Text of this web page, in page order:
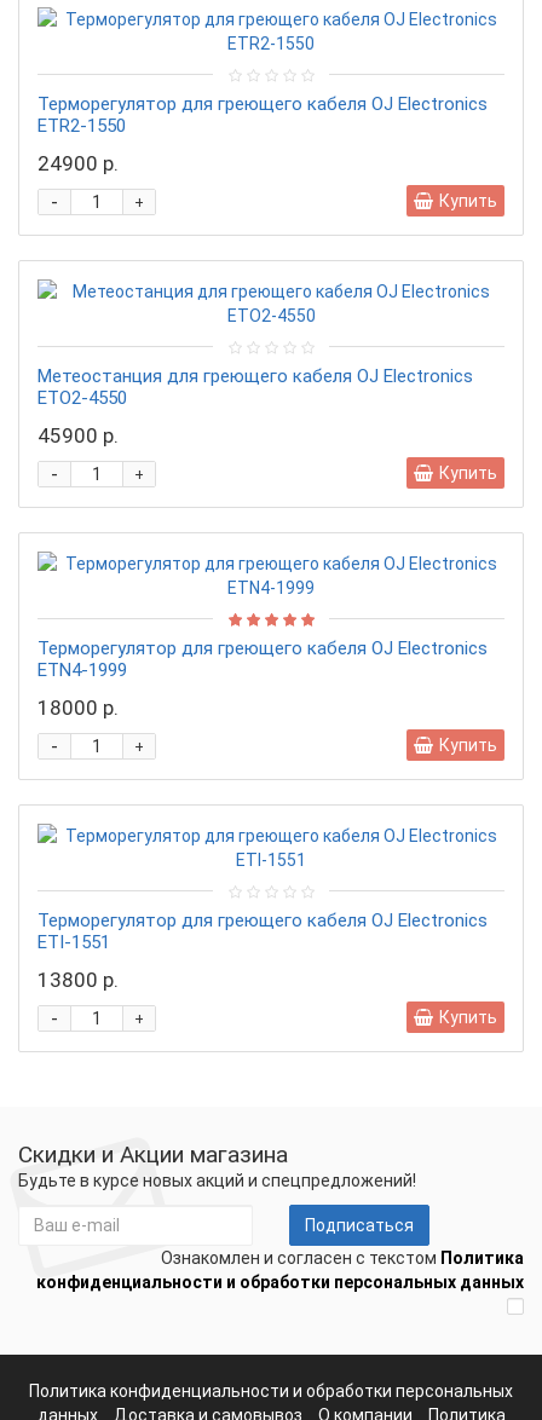
Терморегулятор для греющего кабеля OJ Electronics
ETR2-1550
24900 р.
+
- Купить
Метеостанция для греющего кабеля OJ Electronics
ETO2-4550
45900 р.
+
- Купить
Терморегулятор для греющего кабеля OJ Electronics
ETN4-1999
18000 р.
+
- Купить
Терморегулятор для греющего кабеля OJ Electronics
ETI-1551
13800 р.
+
- Купить
Скидки и Акции магазина
Будьте в курсе новых акций и спецпредложений!
Подписаться
Ознакомлен и согласен с текстом Политика
конфиденциальности и обработки персональных данных
Политика конфиденциальности и обработки персональных
данных
Доставка и самовывоз О компании Политика